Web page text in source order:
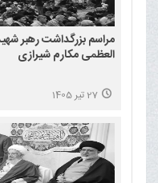
مراسم بزرگداشت رهبر
العظمی مکارم شیرازی
27 تیر 1405